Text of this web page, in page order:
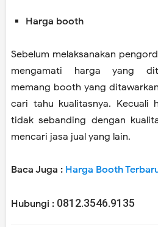
Harga booth
Sebelum melaksanakan
mengamati harga yang
memang booth yang
cari tahu kualitasnya. Kecuali
tidak sebanding dengan
mencari jasa jual yang lain.
Baca Juga : Harga Booth
Hubungi : 0812.3546.9135